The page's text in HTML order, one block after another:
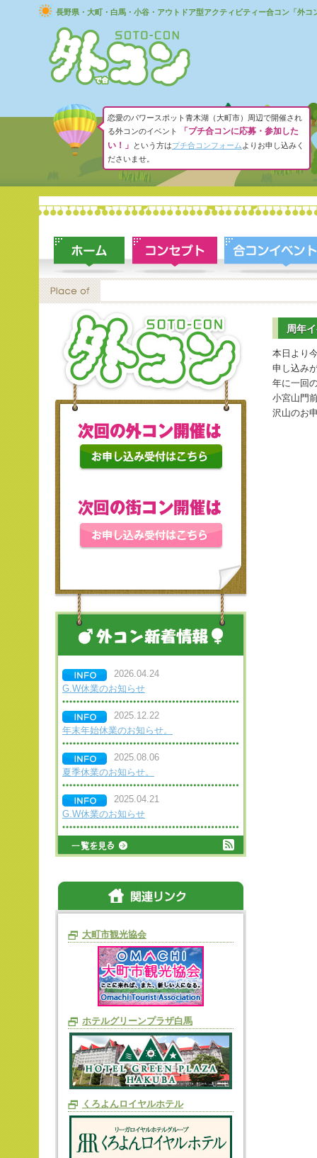
長野県・大町・白馬・小谷・アウトドア型アクティビティー合コン「外コ
恋愛のパワースポット青木湖（大町市）周辺で開催され
る外コンのイベント
「プチ合コンに応募・参加した
い！」
という方はプチ合コンフォーム よりお申し込みく
ださいませ。
周年
本日より
申し込み
年に一回
小宮山門
沢山のお
2026.04.24
G.W休業のお知らせ
2025.12.22
年末年始休業のお知らせ。
2025.08.06
夏季休業のお知らせ。
2025.04.21
G.W休業のお知らせ
大町市観光協会
ホテルグリーンプラザ白馬
くろよんロイヤルホテル